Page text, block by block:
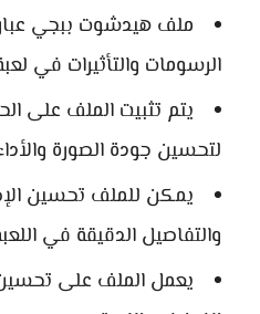
ملف هيدشوت ببجي
الرسومات والتأثيرات في
يتم تثبيت الملف على
لتحسين جودة الصورة
يمكن للملف تحسين
والتفاصيل الدقيقة في
يعمل الملف على